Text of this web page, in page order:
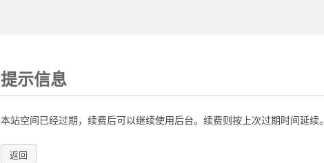
提示信息
本站空间已经过期，续费后可以继续使用后台。续费则按上次过期时间延续。
返回